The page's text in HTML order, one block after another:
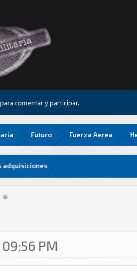
comentar y participar.
Futuro Fuerza Aerea
adquisiciones
PM